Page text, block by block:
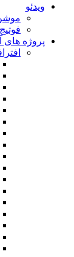
ویدئو
فوتیج
پروژه های